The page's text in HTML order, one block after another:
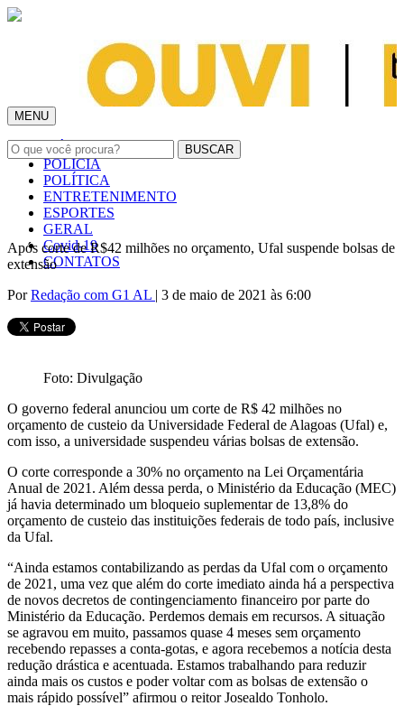
MENU
INÍCIO
POLÍCIA
POLÍTICA
ENTRETENIMENTO
ESPORTES
GERAL
Covid-19
CONTATOS
Após corte de R$42 milhões no orçamento, Ufal suspende bolsas de
extensão
PorRedação com G1 AL | 3 de maio de 2021 às 6:00
Foto: Divulgação
O governo federal anunciou um corte de R$ 42 milhões no
orçamento de custeio da Universidade Federal de Alagoas (Ufal) e,
com isso, a universidade suspendeu várias bolsas de extensão.
O corte corresponde a 30% no orçamento na Lei Orçamentária
Anual de 2021. Além dessa perda, o Ministério da Educação (MEC)
já havia determinado um bloqueio suplementar de 13,8% do
orçamento de custeio das instituições federais de todo país, inclusive
da Ufal.
“Ainda estamos contabilizando as perdas da Ufal com o orçamento
de 2021, uma vez que além do corte imediato ainda há a perspectiva
de novos decretos de contingenciamento financeiro por parte do
Ministério da Educação. Perdemos demais em recursos. A situação
se agravou em muito, passamos quase 4 meses sem orçamento
recebendo repasses a conta-gotas, e agora recebemos a notícia desta
redução drástica e acentuada. Estamos trabalhando para reduzir
ainda mais os custos e poder voltar com as bolsas de extensão o
mais rápido possível” afirmou o reitor Josealdo Tonholo.